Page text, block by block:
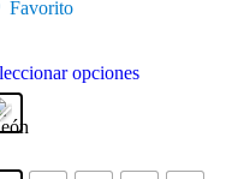
Favorito
opciones